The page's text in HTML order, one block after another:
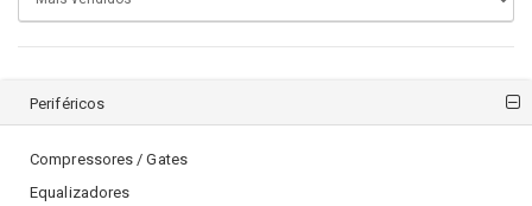
Periféricos
Compressores / Gates
Equalizadores